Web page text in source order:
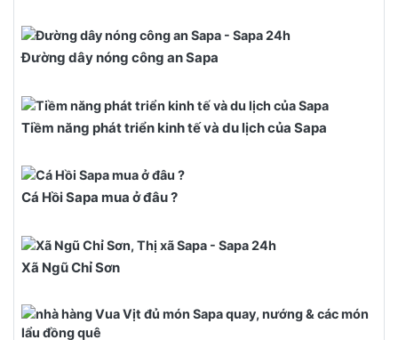
Đường dây nóng công an Sapa
Tiềm năng phát triển kinh tế và du lịch của Sapa
Cá Hồi Sapa mua ở đâu ?
Xã Ngũ Chỉ Sơn